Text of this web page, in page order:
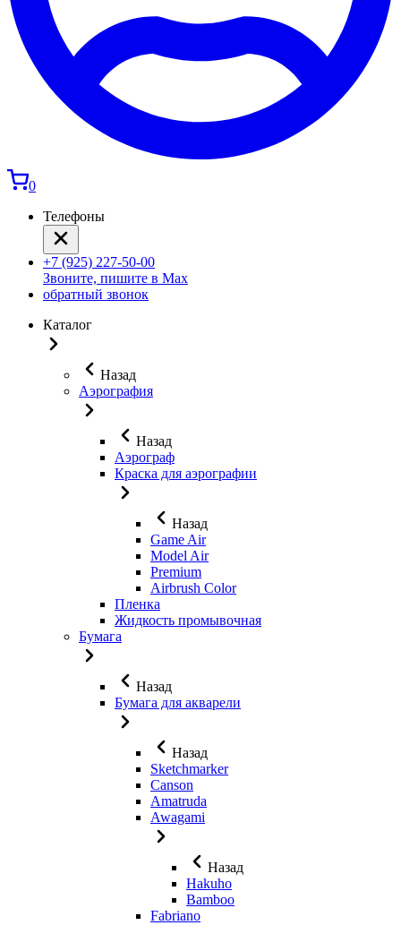
0
Телефоны
+7 (925) 227-50-00
Звоните, пишите в Max
обратный звонок
Каталог
Назад
Аэрография
Назад
Аэрограф
Краска для аэрографии
Назад
Game Air
Model Air
Premium
Airbrush Color
Пленка
Жидкость промывочная
Бумага
Назад
Бумага для акварели
Назад
Sketchmarker
Canson
Amatruda
Awagami
Назад
Hakuho
Bamboo
Fabriano